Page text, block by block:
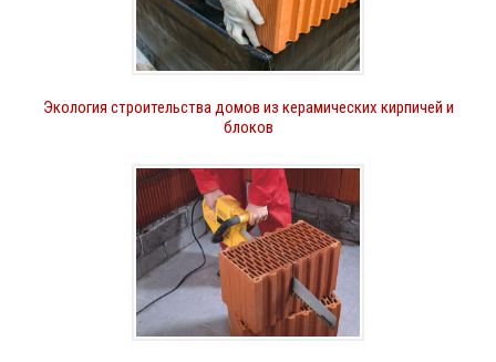
Экология строительства домов из керамических кирпичей и
блоков